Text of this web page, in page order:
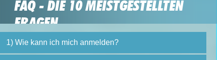
FAQ - DIE 10 MEISTGESTELLTEN
FRAGEN
1) Wie kann ich mich anmelden?